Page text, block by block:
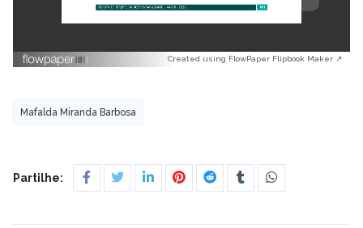
Created using FlowPaper Flipbook Maker ↗
Mafalda Miranda Barbosa
Partilhe: